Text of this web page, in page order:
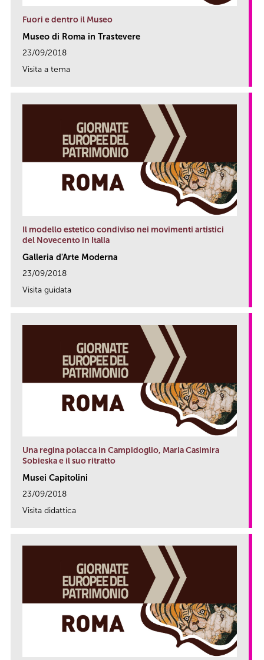
Fuori e dentro il Museo
Museo di Roma in Trastevere
23/09/2018
Visita a tema
Il modello estetico condiviso nei movimenti artistici
del Novecento in Italia
Galleria d'Arte Moderna
23/09/2018
Visita guidata
Una regina polacca in Campidoglio, Maria Casimira
Sobieska e il suo ritratto
Musei Capitolini
23/09/2018
Visita didattica